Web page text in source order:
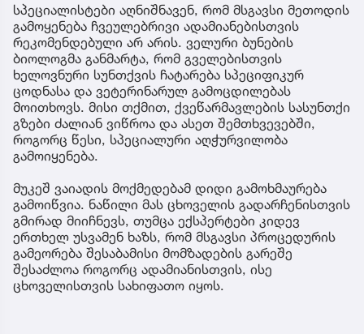
სპეციალისტები აღნიშნავენ, რომ მსგავსი მეთოდის
გამოყენება ჩვეულებრივი ადამიანებისთვის
რეკომენდებული არ არის. ველური ბუნების
ბიოლოგმა განმარტა, რომ გველებისთვის
ხელოვნური სუნთქვის ჩატარება სპეციფიკურ
ცოდნასა და ვეტერინარულ გამოცდილებას
მოითხოვს. მისი თქმით, ქვეწარმავლების სასუნთქი
გზები ძალიან ვიწროა და ასეთ შემთხვევებში,
როგორც წესი, სპეციალური აღჭურვილობა
გამოიყენება.
მუკეშ ვაიადის მოქმედებამ დიდი გამოხმაურება
გამოიწვია. ნაწილი მას ცხოველის გადარჩენისთვის
გმირად მიიჩნევს, თუმცა ექსპერტები კიდევ
ერთხელ უსვამენ ხაზს, რომ მსგავსი პროცედურის
გამეორება შესაბამისი მომზადების გარეშე
შესაძლოა როგორც ადამიანისთვის, ისე
ცხოველისთვის სახიფათო იყოს.